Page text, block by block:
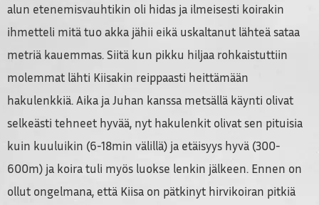
alun etenemisvauhtikin oli hidas ja ilmeisesti koirakin
ihmetteli mitä tuo akka jähii eikä uskaltanut lähteä sataa
metriä kauemmas. Siitä kun pikku hiljaa rohkaistuttiin
molemmat lähti Kiisakin reippaasti heittämään
hakulenkkiä. Aika ja Juhan kanssa metsällä käynti olivat
selkeästi tehneet hyvää, nyt hakulenkit olivat sen pituisia
kuin kuuluikin (6-18min välillä) ja etäisyys hyvä (300-
600m) ja koira tuli myös luokse lenkin jälkeen. Ennen on
ollut ongelmana, että Kiisa on pätkinyt hirvikoiran pitkiä